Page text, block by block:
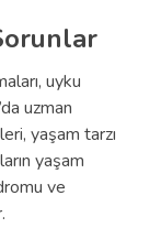
uyku
uzman
yaşam tarzı
yaşam
ve